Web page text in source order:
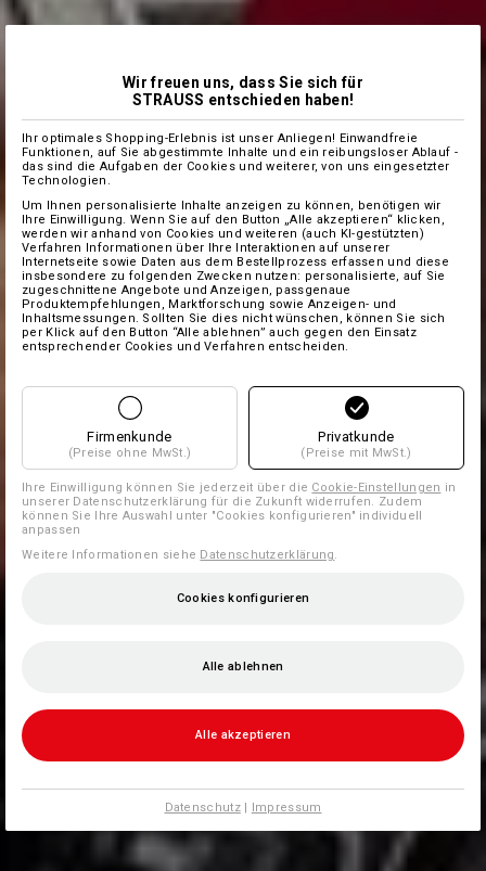
Wir freuen uns, dass Sie sich für
STRAUSS entschieden haben!
Ihr optimales Shopping-Erlebnis ist unser Anliegen! Einwandfreie
Funktionen, auf Sie abgestimmte Inhalte und ein reibungsloser Ablauf -
das sind die Aufgaben der Cookies und weiterer, von uns eingesetzter
Technologien.
Um Ihnen personalisierte Inhalte anzeigen zu können, benötigen wir
Ihre Einwilligung. Wenn Sie auf den Button „Alle akzeptieren“ klicken,
werden wir anhand von Cookies und weiteren (auch KI-gestützten)
Verfahren Informationen über Ihre Interaktionen auf unserer
Internetseite sowie Daten aus dem Bestellprozess erfassen und diese
insbesondere zu folgenden Zwecken nutzen: personalisierte, auf Sie
zugeschnittene Angebote und Anzeigen, passgenaue
Produktempfehlungen, Marktforschung sowie Anzeigen- und
Inhaltsmessungen. Sollten Sie dies nicht wünschen, können Sie sich
per Klick auf den Button “Alle ablehnen” auch gegen den Einsatz
entsprechender Cookies und Verfahren entscheiden.
Firmenkunde
(Preise ohne MwSt.)
Privatkunde
(Preise mit MwSt.)
Ihre Einwilligung können Sie jederzeit über die Cookie-Einstellungen in
unserer Datenschutzerklärung für die Zukunft widerrufen. Zudem
können Sie Ihre Auswahl unter "Cookies konfigurieren" individuell
anpassen
Weitere Informationen siehe Datenschutzerklärung
Cookies konfigurieren
Alle ablehnen
Alle akzeptieren
Datenschutz| Impressum